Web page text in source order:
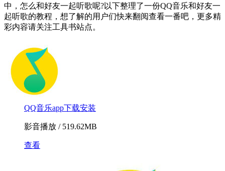
中，怎么和好友一起听歌呢?以下整理了一份QQ音乐和好友一
起听歌的教程，想了解的用户们快来翻阅查看一番吧，更多精
彩内容请关注工具书站点。
QQ音乐app下载安装
影音播放 / 519.62MB
查看